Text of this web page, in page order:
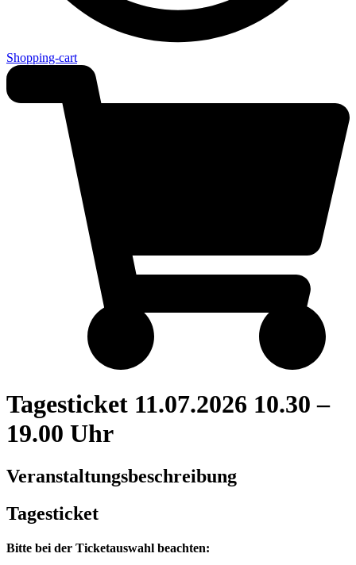
Shopping-cart
Tagesticket 11.07.2026 10.30 –
19.00 Uhr
Veranstaltungsbeschreibung
Tagesticket
Bitte bei der Ticketauswahl beachten: